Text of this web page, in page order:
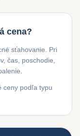
cena?
sťahovanie. Pri
čas, poschodie,
ceny podľa typu